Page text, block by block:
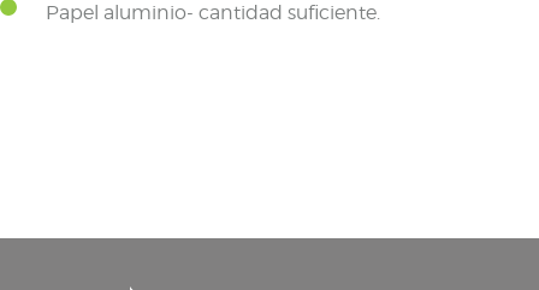
Papel aluminio- cantidad suficiente.